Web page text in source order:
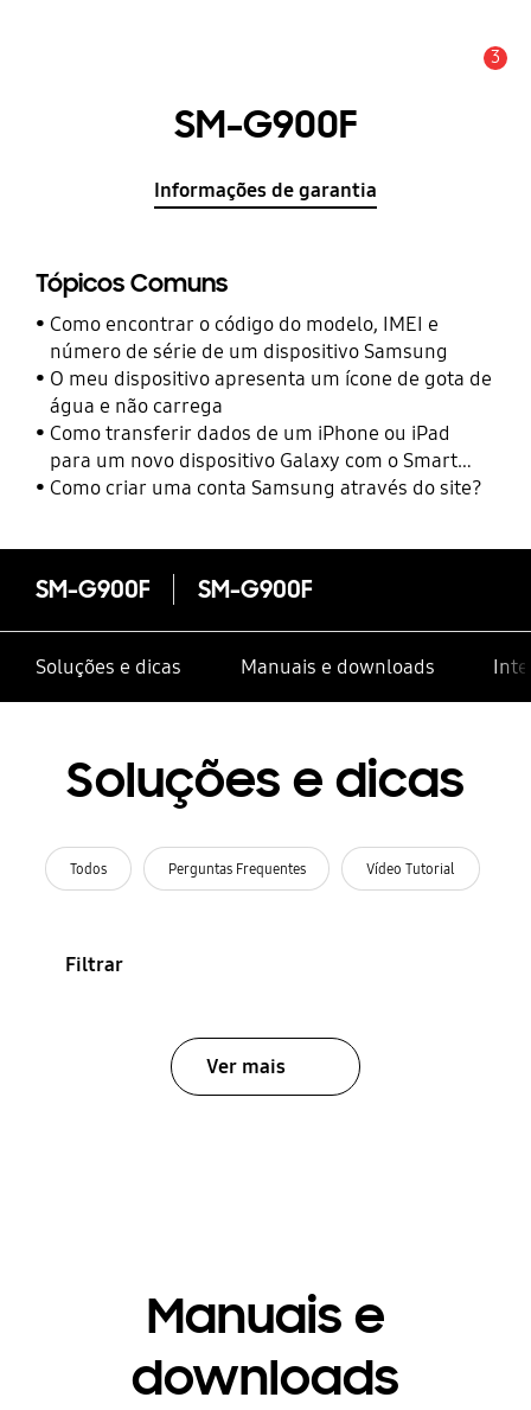
3
SM-G900F
Informações de garantia
Tópicos Comuns
Como encontrar o código do modelo, IMEI e
número de série de um dispositivo Samsung
O meu dispositivo apresenta um ícone de gota de
água e não carrega
Como transferir dados de um iPhone ou iPad
para um novo dispositivo Galaxy com o Smart
Switch
Como criar uma conta Samsung através do site?
SM-G900F SM-G900F
Soluções e dicas Manuais e downloads
Soluções e dicas
Todos Perguntas Frequentes Vídeo Tutorial
Filtrar
Ver mais
Manuais e
downloads